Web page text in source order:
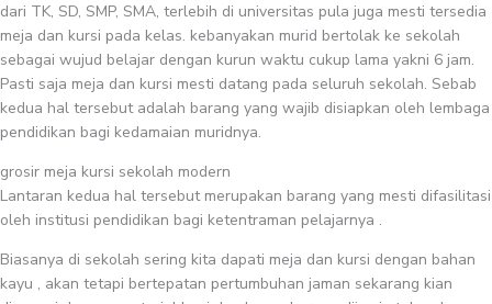
dari TK, SD, SMP, SMA, terlebih di universitas pula juga mesti tersedia
meja dan kursi pada kelas. kebanyakan murid bertolak ke sekolah
sebagai wujud belajar dengan kurun waktu cukup lama yakni 6 jam.
Pasti saja meja dan kursi mesti datang pada seluruh sekolah. Sebab
kedua hal tersebut adalah barang yang wajib disiapkan oleh lembaga
pendidikan bagi kedamaian muridnya.
grosir meja kursi sekolah modern
Lantaran kedua hal tersebut merupakan barang yang mesti difasilitasi
oleh institusi pendidikan bagi ketentraman pelajarnya .
Biasanya di sekolah sering kita dapati meja dan kursi dengan bahan
kayu , akan tetapi bertepatan pertumbuhan jaman sekarang kian